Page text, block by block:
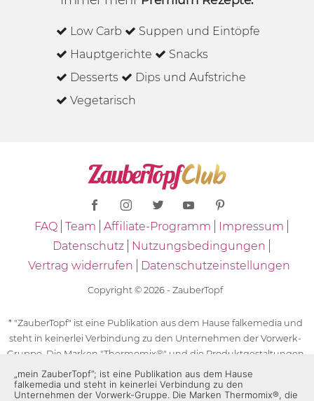
Low Carb
Suppen und Eintöpfe
Hauptgerichte
Snacks
Desserts
Dips und Aufstriche
Vegetarisch
FAQ Team Affiliate-Programm
Impressum
Datenschutz
Nutzungsbedingungen
Vertrag widerrufen
Datenschutzeinstellungen
Copyright © 2026 - ZauberTopf
* "ZauberTopf" ist eine Publikation aus dem Hause falkemedia und
steht in keinerlei Verbindung zu den Unternehmen der Vorwerk-
Gruppe. Die Marken "Thermomix®" und die Produktgestaltungen
des "Thermomix®" sind eingetragene Marken der Unternehmen
der Vorwerk-Gruppe. Die Marken Thermomix®, die Zeichen TM5®,
„mein ZauberTopf”; ist eine Publikation aus dem Hause
falkemedia und steht in keinerlei Verbindung zu den
Unternehmen der Vorwerk-Gruppe. Die Marken Thermomix®, die